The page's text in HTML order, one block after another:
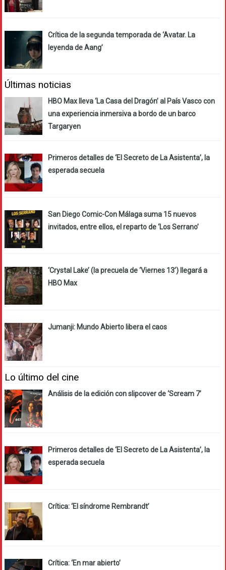
Crítica de la segunda temporada de ‘Avatar. La
leyenda de Aang’
Últimas noticias
HBO Max lleva ‘La Casa del Dragón’ al País Vasco con
una experiencia inmersiva a bordo de un barco
Targaryen
Primeros detalles de ‘El Secreto de La Asistenta’, la
esperada secuela
San Diego Comic-Con Málaga suma 15 nuevos
invitados, entre ellos, el reparto de ‘Los Serrano’
‘Crystal Lake’ (la precuela de ‘Viernes 13’) llegará a
HBO Max
Jumanji: Mundo Abierto libera el caos
Lo último del cine
Análisis de la edición con slipcover de ‘Scream 7’
Primeros detalles de ‘El Secreto de La Asistenta’, la
esperada secuela
Crítica: ‘El síndrome Rembrandt’
Crítica: ‘En mar abierto’